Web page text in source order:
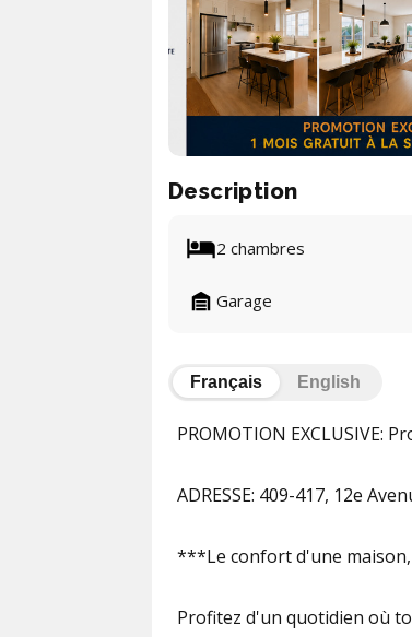
Description
2 chambres
Garage
Français English
PROMOTION EXCLUSIVE:
ADRESSE: 409-417, 12e
***Le confort d'une
Profitez d'un quotidien où